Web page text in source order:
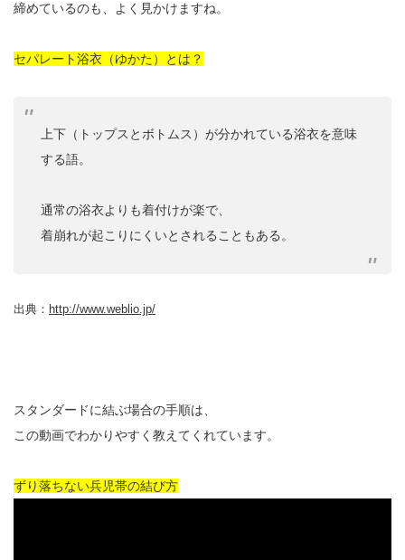
締めているのも、よく見かけますね。
セパレート浴衣（ゆかた）とは？
上下（トップスとボトムス）が分かれている浴衣を意味
する語。
通常の浴衣よりも着付けが楽で、
着崩れが起こりにくいとされることもある。
出典： http://www.weblio.jp/
スタンダードに結ぶ場合の手順は、
この動画でわかりやすく教えてくれています。
ずり落ちない兵児帯の結び方